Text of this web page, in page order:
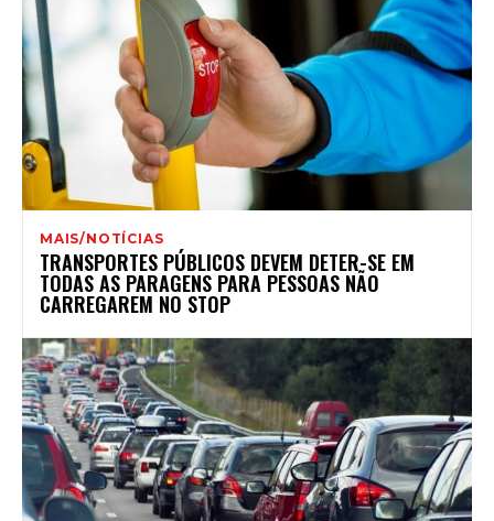
MAIS/NOTÍCIAS
TRANSPORTES PÚBLICOS DEVEM DETER-SE EM
TODAS AS PARAGENS PARA PESSOAS NÃO
CARREGAREM NO STOP